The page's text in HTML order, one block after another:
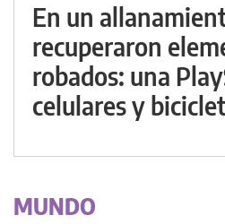
En un
recuperaron
robados: una
celulares y
MUNDO